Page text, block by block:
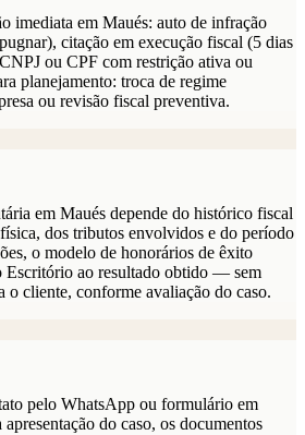
imediata em Maués: auto de infração
citação em execução fiscal (5 dias
ou CPF com restrição ativa ou
planejamento: troca de regime
ou revisão fiscal preventiva.
em Maués depende do histórico fiscal
dos tributos envolvidos e do período
o modelo de honorários de êxito
Escritório ao resultado obtido — sem
o cliente, conforme avaliação do caso.
pelo WhatsApp ou formulário em
do caso, os documentos